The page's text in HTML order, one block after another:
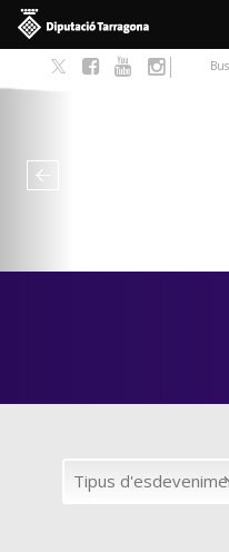
Pasar al contenido principal